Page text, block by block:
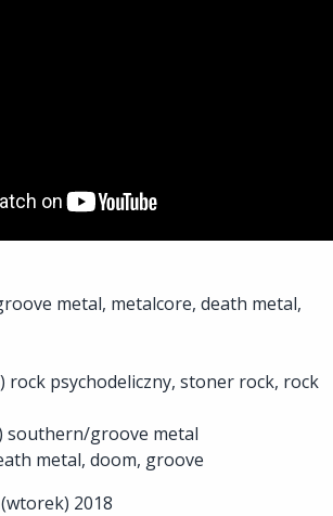
metal, metalcore, death metal,
rock psychodeliczny, stoner rock, rock
southern/groove metal
metal, doom, groove
2018